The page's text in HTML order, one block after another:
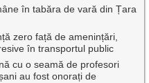
în tabăra de vară din Țara
zero față de amenințări,
în transportul public
cu o seamă de profesori
au fost onorați de